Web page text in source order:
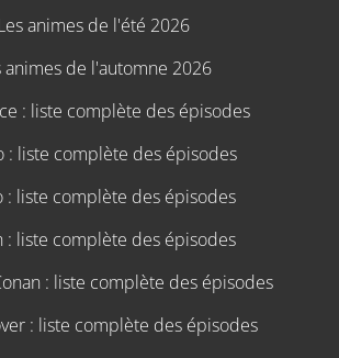
animes de l'été 2026
animes de l'automne 2026
: liste complète des épisodes
: liste complète des épisodes
: liste complète des épisodes
: liste complète des épisodes
: liste complète des épisodes
: liste complète des épisodes